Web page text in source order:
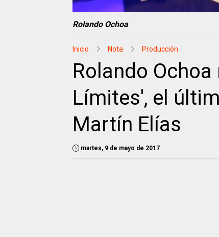
Rolando Ochoa
Inicio Nota Producción
Rolando
Límites', el
Martín Elías
martes, 9 de mayo de 2017